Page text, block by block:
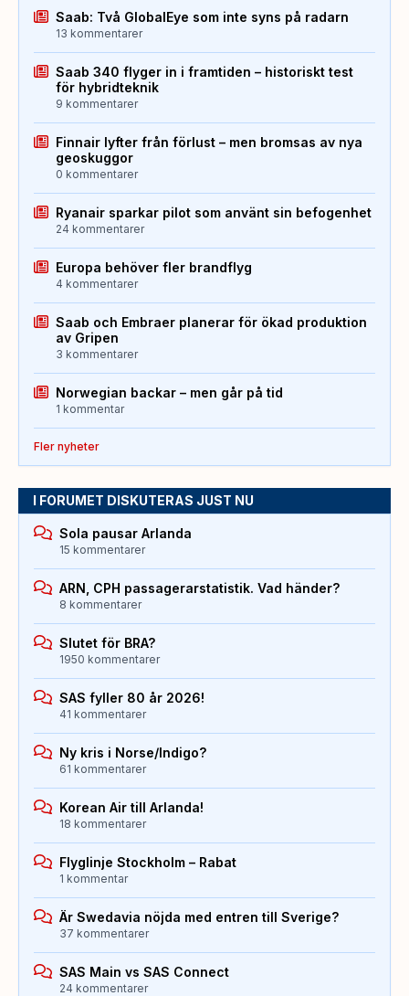
Saab: Två GlobalEye som inte syns på radarn
13 kommentarer
Saab 340 flyger in i framtiden – historiskt test
för hybridteknik
9 kommentarer
Finnair lyfter från förlust – men bromsas av nya
geoskuggor
0 kommentarer
Ryanair sparkar pilot som använt sin befogenhet
24 kommentarer
Europa behöver fler brandflyg
4 kommentarer
Saab och Embraer planerar för ökad produktion
av Gripen
3 kommentarer
Norwegian backar – men går på tid
1 kommentar
Fler nyheter
I FORUMET DISKUTERAS JUST NU
Sola pausar Arlanda
15 kommentarer
ARN, CPH passagerarstatistik. Vad händer?
8 kommentarer
Slutet för BRA?
1950 kommentarer
SAS fyller 80 år 2026!
41 kommentarer
Ny kris i Norse/Indigo?
61 kommentarer
Korean Air till Arlanda!
18 kommentarer
Flyglinje Stockholm – Rabat
1 kommentar
Är Swedavia nöjda med entren till Sverige?
37 kommentarer
SAS Main vs SAS Connect
24 kommentarer